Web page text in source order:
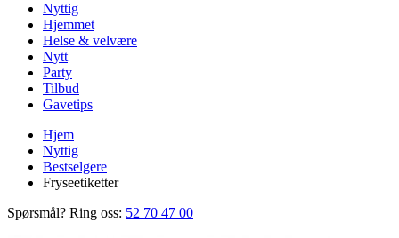
Nyttig
Hjemmet
Helse & velvære
Nytt
Party
Tilbud
Gavetips
Hjem
Nyttig
Bestselgere
Fryseetiketter
Spørsmål? Ring oss: 52 70 47 00